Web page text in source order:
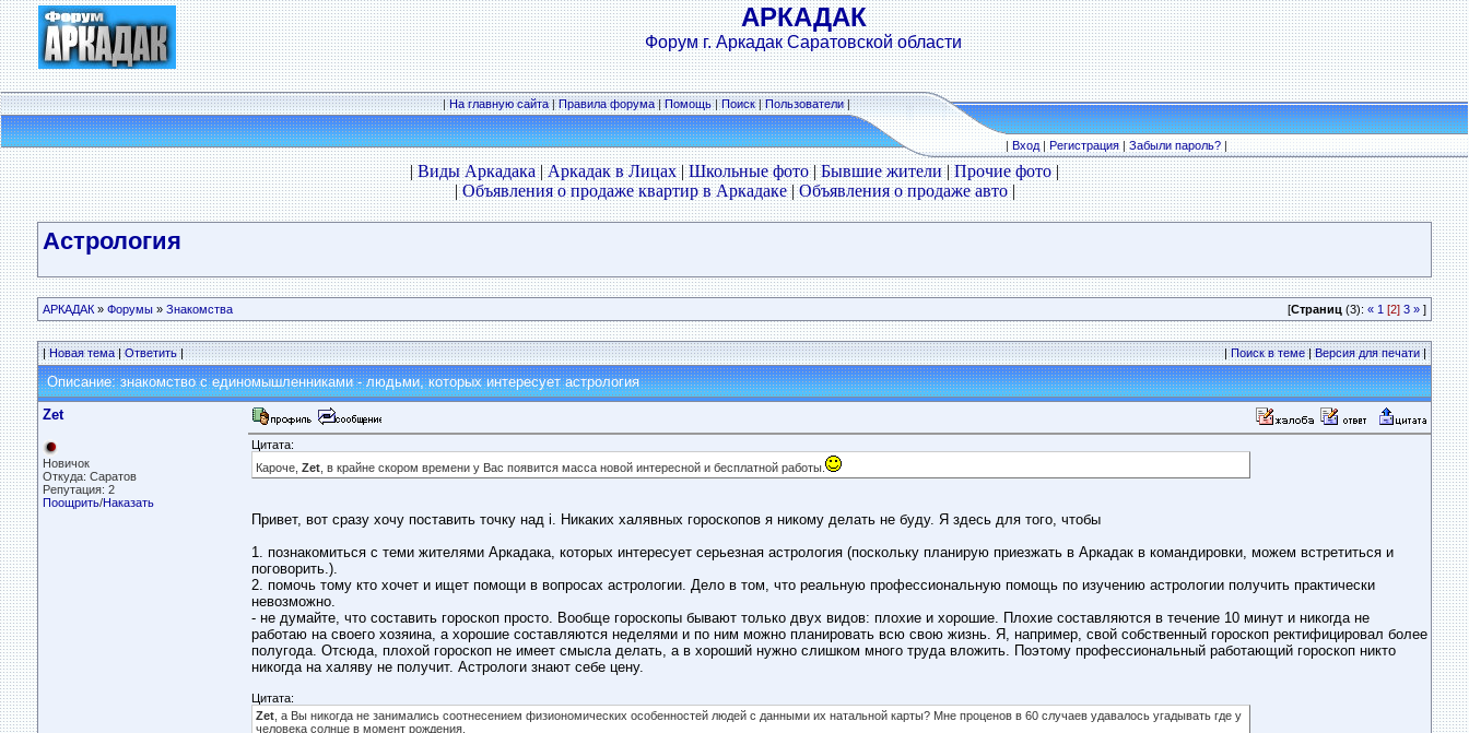
АРКАДАК
Форум г. Аркадак Саратовской области
|На главную сайта|Правила форума|Помощь|Поиск|Пользователи|
|Вход|Регистрация|Забыли пароль?|
|Виды Аркадака|Аркадак в Лицах|Школьные фото|Бывшие жители|Прочие фото|
|Объявления о продаже квартир в Аркадаке|Объявления о продаже авто|
Астрология
АРКАДАК » Форумы » Знакомства [Страниц (3): « 1 [2] 3 » ]
|Новая тема|Ответить| |Поиск в теме|Версия для печати|
Описание: знакомство с единомышленниками - людьми, которых интересует астрология
Zet
Новичок
Откуда: Саратов
Репутация: 2
Поощрить/Наказать
Цитата:
Кароче, Zet , в крайне скором времени у Вас появится масса новой интересной и бесплатной работы.
Привет, вот сразу хочу поставить точку над i. Никаких халявных гороскопов я никому делать не буду. Я здесь для того, чтобы
1. познакомиться с теми жителями Аркадака, которых интересует серьезная астрология (поскольку планирую приезжать в Аркадак в командировки, можем встретиться и
поговорить.).
2. помочь тому кто хочет и ищет помощи в вопросах астрологии. Дело в том, что реальную профессиональную помощь по изучению астрологии получить практически
невозможно.
- не думайте, что составить гороскоп просто. Вообще гороскопы бывают только двух видов: плохие и хорошие. Плохие составляются в течение 10 минут и никогда не
работаю на своего хозяина, а хорошие составляются неделями и по ним можно планировать всю свою жизнь. Я, например, свой собственный гороскоп ректифицировал более
полугода. Отсюда, плохой гороскоп не имеет смысла делать, а в хороший нужно слишком много труда вложить. Поэтому профессиональный работающий гороскоп никто
никогда на халяву не получит. Астрологи знают себе цену.
Цитата:
Zet , а Вы никогда не занимались соотнесением физиономических особенностей людей с данными их натальной карты? Мне проценов в 60 случаев удавалось угадывать где у
человека солнце в момент рождения.